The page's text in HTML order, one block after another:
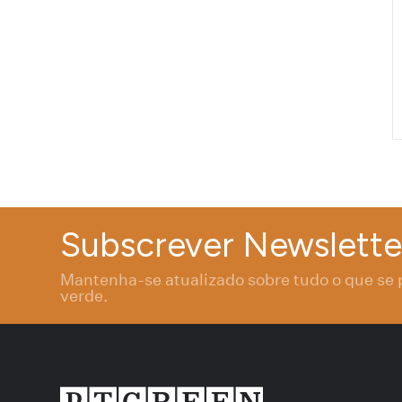
Subscrever
Mantenha-se atualizado sobre tudo o que se
verde.